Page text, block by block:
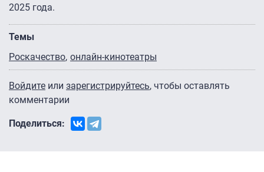
2025 года.
Темы
Роскачество онлайн-кинотеатры
Войдите или зарегистрируйтесь, чтобы оставлять
комментарии
Поделиться: